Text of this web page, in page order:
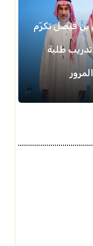
بن فيصل تكرّم
تدريب طلبة